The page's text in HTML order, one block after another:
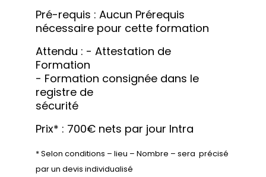
Pré-requis : Aucun Prérequis
nécessaire pour cette formation
Attendu : - Attestation de
Formation
- Formation consignée dans le
registre de
sécurité
Prix* : 700€ nets par jour Intra
* Selon conditions – lieu – Nombre – sera  précisé
par un devis individualisé